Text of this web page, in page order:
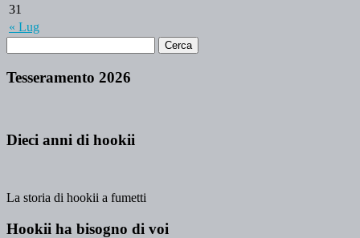
« Lug
31
Tesseramento 2026
Dieci anni di hookii
La storia di hookii a fumetti
Hookii ha bisogno di voi